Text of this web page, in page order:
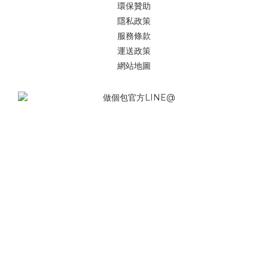
環保贊助
隱私政策
服務條款
運送政策
網站地圖